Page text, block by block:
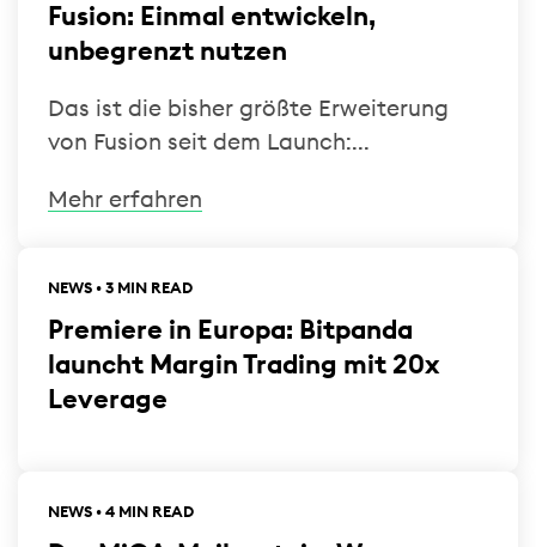
Fusion: Einmal entwickeln,
unbegrenzt nutzen
Das ist die bisher größte Erweiterung
von Fusion seit dem Launch:...
Mehr erfahren
NEWS • 3 MIN READ
Premiere in Europa: Bitpanda
launcht Margin Trading mit 20x
Leverage
NEWS • 4 MIN READ